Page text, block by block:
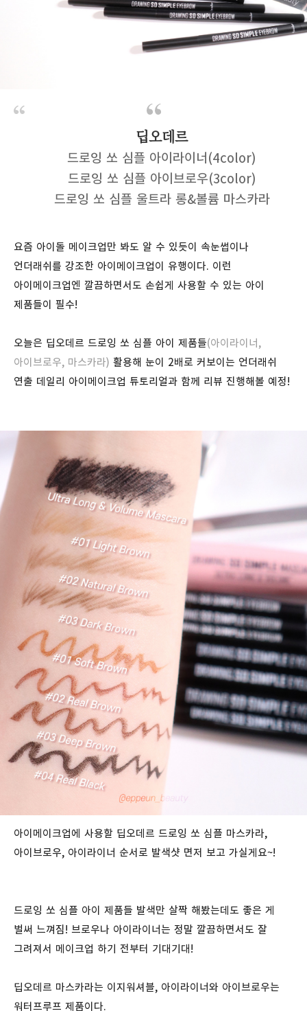
딥오데르
드로잉 쏘 심플 아이라이너(4color)
드로잉 쏘 심플 아이브로우(3color)
드로잉 쏘 심플 울트라 롱&볼륨 마스카라
요즘 아이돌 메이크업만 봐도 알 수 있듯이 속눈썹이나
언더래쉬를 강조한 아이메이크업이 유행이다. 이런
아이메이크업엔 깔끔하면서도 손쉽게 사용할 수 있는 아이
제품들이 필수!
오늘은 딥오데르 드로잉 쏘 심플 아이 제품들(아이라이너,
아이브로우, 마스카라) 활용해 눈이 2배로 커보이는 언더래쉬
연출 데일리 아이메이크업 튜토리얼과 함께 리뷰 진행해볼 예정!
아이메이크업에 사용할 딥오데르 드로잉 쏘 심플 마스카라,
아이브로우, 아이라이너 순서로 발색샷 면저 보고 가실게요~!
드로잉 쏘 심플 아이 제품들 발색만 살짝 해봤는데도 좋은 게
벌써 느껴짐! 브로우나 아이라이너는 정말 깔끔하면서도 잘
그려져서 메이크업 하기 전부터 기대기대!
딥오데르 마스카라는 이지워셔블, 아이라이너와 아이브로우는
워터프루프 제품이다.